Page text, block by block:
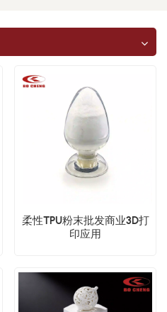
柔性TPU粉末批发商业3D打
印应用